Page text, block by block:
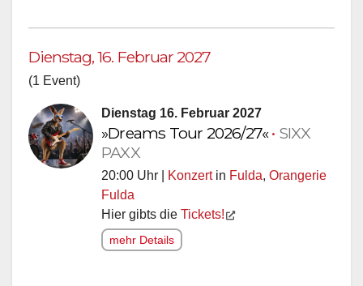
Dienstag, 16. Februar 2027
(1 Event)
Dienstag 16. Februar 2027
»Dreams Tour 2026/27«• SIXX
PAXX
20:00 Uhr | Konzertin Fulda, Orangerie
Fulda
Hier gibts die Tickets!
mehr Details